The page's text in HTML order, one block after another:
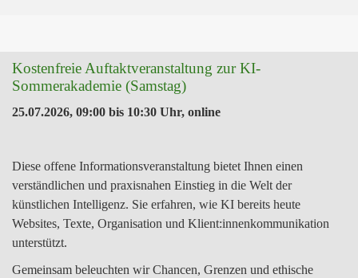
Kostenfreie Auftaktveranstaltung zur KI-
Sommerakademie (Samstag)
25.07.2026, 09:00 bis 10:30 Uhr, online
Diese offene Informationsveranstaltung bietet Ihnen einen
verständlichen und praxisnahen Einstieg in die Welt der
künstlichen Intelligenz. Sie erfahren, wie KI bereits heute
Websites, Texte, Organisation und Klient:innenkommunikation
unterstützt.
Gemeinsam beleuchten wir Chancen, Grenzen und ethische